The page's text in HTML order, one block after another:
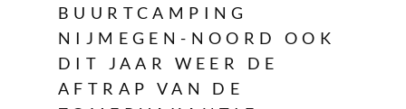
BUURTCAMPING
NIJMEGEN-NOORD OOK
DIT JAAR WEER DE
AFTRAP VAN DE